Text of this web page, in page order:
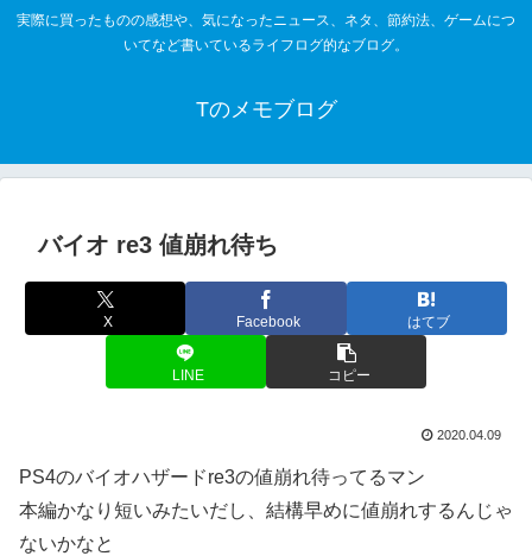
実際に買ったものの感想や、気になったニュース、ネタ、節約法、ゲームにつ
いてなど書いているライフログ的なブログ。
Tのメモブログ
バイオ re3 値崩れ待ち
X Facebook はてブ
LINE コピー
2020.04.09
PS4のバイオハザードre3の値崩れ待ってるマン
本編かなり短いみたいだし、結構早めに値崩れするんじゃ
ないかなと